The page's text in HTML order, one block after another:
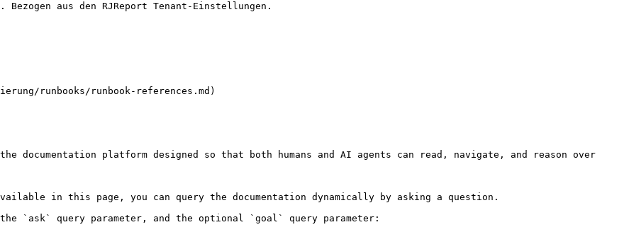
aus den RJReport Tenant-Einstellungen.
runbooks/runbook-references.md)
documentation platform designed so that both humans and AI agents can read, navigate, and reason over
in this page, you can query the documentation dynamically by asking a question.
the `ask` query parameter, and the optional `goal` query parameter: